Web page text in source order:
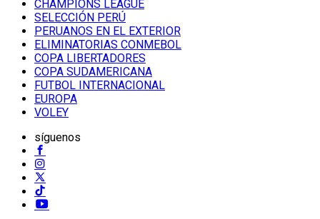
CHAMPIONS LEAGUE
SELECCIÓN PERÚ
PERUANOS EN EL EXTERIOR
ELIMINATORIAS CONMEBOL
COPA LIBERTADORES
COPA SUDAMERICANA
FUTBOL INTERNACIONAL
EUROPA
VOLEY
síguenos